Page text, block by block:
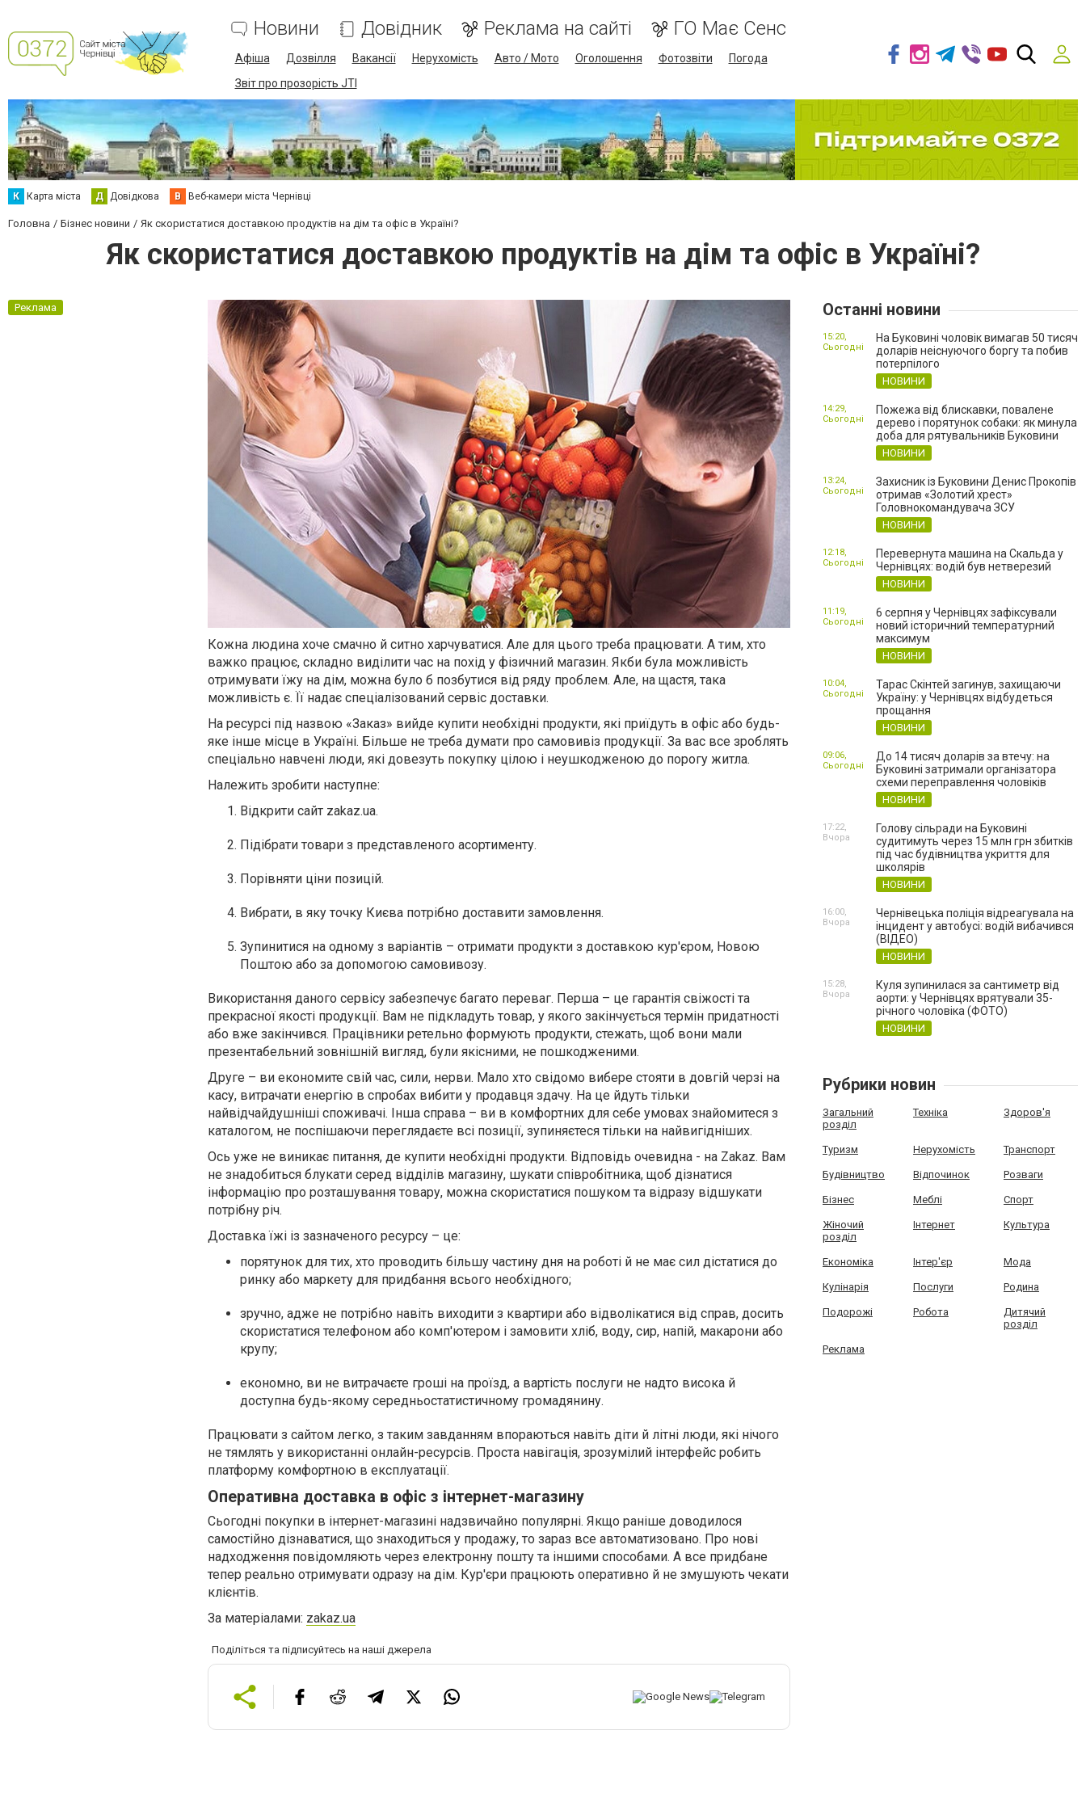
Новини Довідник Реклама на сайті ГО Має Сенс
Афіша Дозвілля Вакансії Нерухомість Авто / Мото Оголошення Фотозвіти
Погода
Звіт про прозорість JTI
К Карта міста Д Довідкова В Веб-камери міста Чернівці
Головна Бізнес новини Як скористатися доставкою продуктів на дім та офіс в Україні?
Як скористатися доставкою продуктів на дім та офіс в Україні?
Реклама
Кожна людина хоче смачно й ситно харчуватися. Але для цього треба працювати. А тим, хто
важко працює, складно виділити час на похід у фізичний магазин. Якби була можливість
отримувати їжу на дім, можна було б позбутися від ряду проблем. Але, на щастя, така
можливість є. Її надає спеціалізований сервіс доставки.
На ресурсі під назвою «Заказ» вийде купити необхідні продукти, які приїдуть в офіс або будь-
яке інше місце в Україні. Більше не треба думати про самовивіз продукції. За вас все зроблять
спеціально навчені люди, які довезуть покупку цілою і неушкодженою до порогу житла.
Належить зробити наступне:
Відкрити сайт zakaz.ua.
Підібрати товари з представленого асортименту.
Порівняти ціни позицій.
Вибрати, в яку точку Києва потрібно доставити замовлення.
Зупинитися на одному з варіантів – отримати продукти з доставкою кур'єром, Новою
Поштою або за допомогою самовивозу.
Використання даного сервісу забезпечує багато переваг. Перша – це гарантія свіжості та
прекрасної якості продукції. Вам не підкладуть товар, у якого закінчується термін придатності
або вже закінчився. Працівники ретельно формують продукти, стежать, щоб вони мали
презентабельний зовнішній вигляд, були якісними, не пошкодженими.
Друге – ви економите свій час, сили, нерви. Мало хто свідомо вибере стояти в довгій черзі на
касу, витрачати енергію в спробах вибити у продавця здачу. На це йдуть тільки
найвідчайдушніші споживачі. Інша справа – ви в комфортних для себе умовах знайомитеся з
каталогом, не поспішаючи переглядаєте всі позиції, зупиняєтеся тільки на найвигідніших.
Ось уже не виникає питання, де купити необхідні продукти. Відповідь очевидна - на Zakaz. Вам
не знадобиться блукати серед відділів магазину, шукати співробітника, щоб дізнатися
інформацію про розташування товару, можна скористатися пошуком та відразу відшукати
потрібну річ.
Доставка їжі із зазначеного ресурсу – це:
порятунок для тих, хто проводить більшу частину дня на роботі й не має сил дістатися до
ринку або маркету для придбання всього необхідного;
зручно, адже не потрібно навіть виходити з квартири або відволікатися від справ, досить
скористатися телефоном або комп'ютером і замовити хліб, воду, сир, напій, макарони або
крупу;
економно, ви не витрачаєте гроші на проїзд, а вартість послуги не надто висока й
доступна будь-якому середньостатистичному громадянину.
Працювати з сайтом легко, з таким завданням впораються навіть діти й літні люди, які нічого
не тямлять у використанні онлайн-ресурсів. Проста навігація, зрозумілий інтерфейс робить
платформу комфортною в експлуатації.
Оперативна доставка в офіс з інтернет-магазину
Сьогодні покупки в інтернет-магазині надзвичайно популярні. Якщо раніше доводилося
самостійно дізнаватися, що знаходиться у продажу, то зараз все автоматизовано. Про нові
надходження повідомляють через електронну пошту та іншими способами. А все придбане
тепер реально отримувати одразу на дім. Кур'єри працюють оперативно й не змушують чекати
клієнтів.
За матеріалами: zakaz.ua
Поділіться та підписуйтесь на наші джерела
Останні новини
На Буковині чоловік вимагав 50 тисяч
доларів неіснуючого боргу та побив
потерпілого
НОВИНИ
15:20,
Сьогодні
Пожежа від блискавки, повалене
дерево і порятунок собаки: як минула
доба для рятувальників Буковини
НОВИНИ
14:29,
Сьогодні
Захисник із Буковини Денис Прокопів
отримав «Золотий хрест»
Головнокомандувача ЗСУ
НОВИНИ
13:24,
Сьогодні
Перевернута машина на Скальда у
Чернівцях: водій був нетверезий
НОВИНИ
12:18,
Сьогодні
6 серпня у Чернівцях зафіксували
новий історичний температурний
максимум
НОВИНИ
11:19,
Сьогодні
Тарас Скінтей загинув, захищаючи
Україну: у Чернівцях відбудеться
прощання
НОВИНИ
10:04,
Сьогодні
До 14 тисяч доларів за втечу: на
Буковині затримали організатора
схеми переправлення чоловіків
НОВИНИ
09:06,
Сьогодні
Голову сільради на Буковині
судитимуть через 15 млн грн збитків
під час будівництва укриття для
школярів
НОВИНИ
17:22,
Вчора
Чернівецька поліція відреагувала на
інцидент у автобусі: водій вибачився
(ВІДЕО)
НОВИНИ
16:00,
Вчора
Куля зупинилася за сантиметр від
аорти: у Чернівцях врятували 35-
річного чоловіка (ФОТО)
НОВИНИ
15:28,
Вчора
Рубрики новин
Загальний
розділ
Техніка Здоров'я
Туризм Нерухомість Транспорт
Будівництво Відпочинок Розваги
Бізнес Меблі Спорт
Жіночий
розділ
Інтернет Культура
Економіка Інтер'єр Мода
Кулінарія Послуги Родина
Подорожі Робота
Дитячий
розділ
Реклама